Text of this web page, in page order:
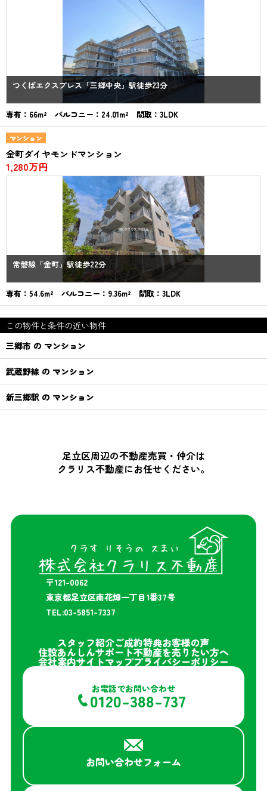
つくばエクスプレス「三郷中央」駅徒歩23分
専有：66m² バルコニー：24.01m² 間取：3LDK
マンション
金町ダイヤモンドマンション
1,280万円
常磐線「金町」駅徒歩22分
専有：54.6m² バルコニー：9.36m² 間取：3LDK
この物件と条件の近い物件
三郷市 の マンション
武蔵野線 の マンション
新三郷駅 の マンション
足立区周辺の不動産売買・仲介は
クラリス不動産にお任せください。
〒121-0062
東京都足立区南花畑一丁目1番37号
TEL:03-5851-7337
スタッフ紹介ご成約特典お客様の声
住設あんしんサポート不動産を売りたい方へ
会社案内サイトマッププライバシーポリシー
お電話でお問い合わせ
0120-388-737
お問い合わせフォーム